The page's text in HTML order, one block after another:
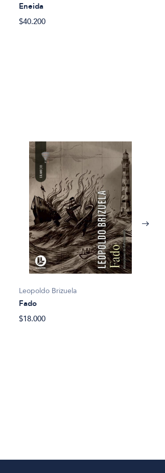
Eneida
$40.200
Leopoldo Brizuela
Fado
$18.000